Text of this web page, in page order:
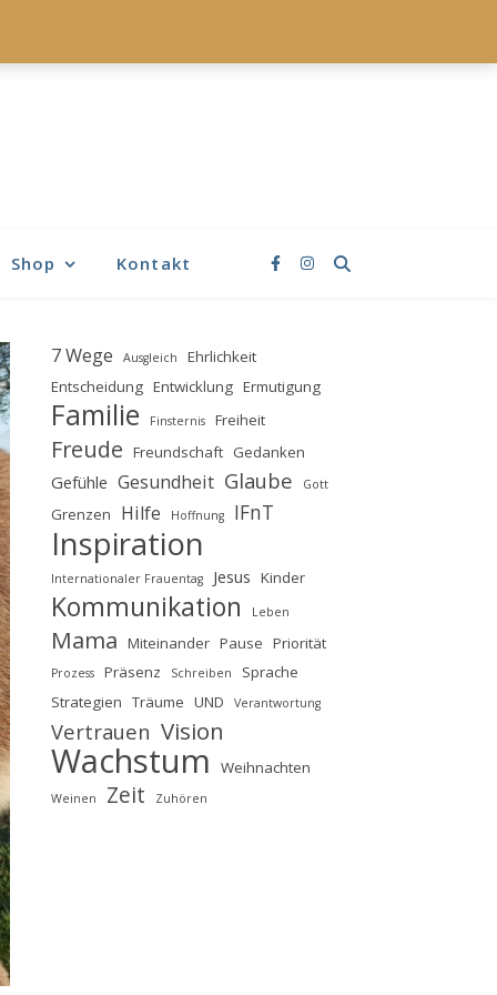
Shop Kontakt
7 Wege Ausgleich
Ehrlichkeit
Entscheidung Entwicklung Ermutigung
Familie Finsternis Freiheit
Freude Freundschaft Gedanken
Gefühle Gesundheit Glaube Gott
Grenzen Hilfe Hoffnung IFnT
Inspiration
Internationaler Frauentag Jesus Kinder
Kommunikation Leben
Mama Miteinander Pause Priorität
Prozess Präsenz Schreiben
Sprache
Strategien Träume UND Verantwortung
Vertrauen Vision
Wachstum Weihnachten
Weinen Zeit Zuhören